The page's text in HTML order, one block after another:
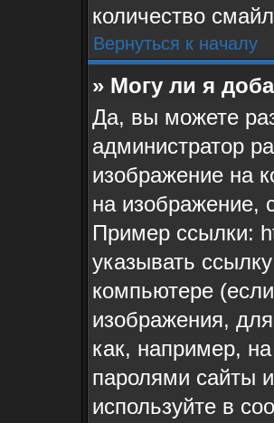
количество
Вернуться к началу
» Могу ли я
Да, вы можете
администратор
изображение на
на изображение,
Пример ссылки:
указывать
компьютере
изображения,
как, например,
паролями сайты
используйте в